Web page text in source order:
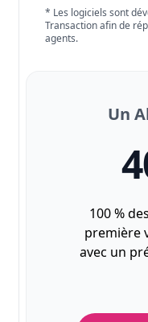
* Les logiciels sont
Transaction afin de
agents.
Un
100 %
première
avec un